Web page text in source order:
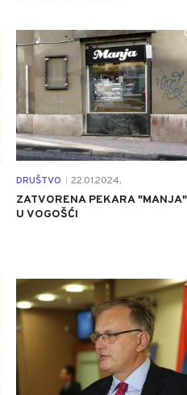
DRUŠTVO 22.01.2024.
ZATVORENA PEKARA "MANJA"
U VOGOŠĆI